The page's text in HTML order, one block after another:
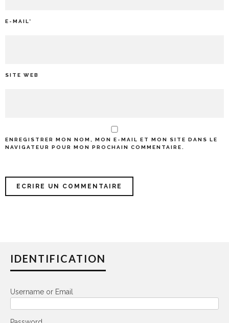
E-MAIL*
SITE WEB
ENREGISTRER MON NOM, MON E-MAIL ET MON SITE DANS LE
NAVIGATEUR POUR MON PROCHAIN COMMENTAIRE.
IDENTIFICATION
Username or Email